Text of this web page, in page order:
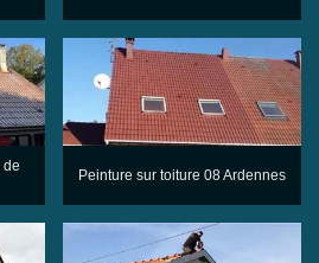
de
Peinture sur toiture 08 Ardennes